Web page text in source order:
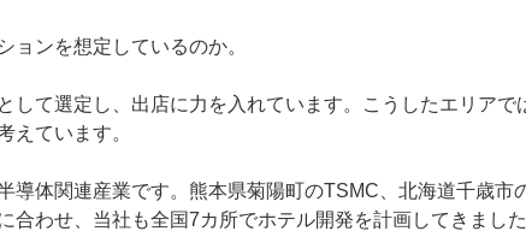
ンを想定しているのか。
て選定し、出店に力を入れています。こうしたエリア
えています。
体関連産業です。熊本県菊陽町のTSMC、北海道千歳
合わせ、当社も全国7カ所でホテル開発を計画してきま